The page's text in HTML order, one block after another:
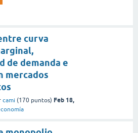
curva
de demanda e
mercados
cami (170 puntos) Feb 18,